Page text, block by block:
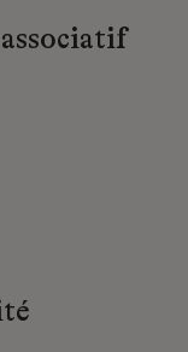
associatif